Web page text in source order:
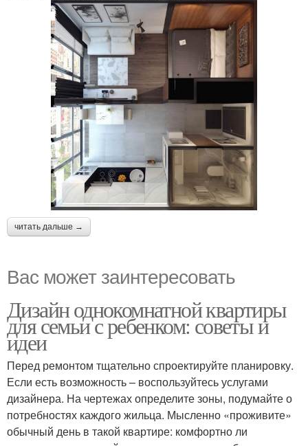
читать дальше →
Вас может заинтересовать
Дизайн однокомнатной квартиры
для семьи с ребенком: советы и
идеи
Перед ремонтом тщательно спроектируйте планировку.
Если есть возможность – воспользуйтесь услугами
дизайнера. На чертежах определите зоны, подумайте о
потребностях каждого жильца. Мысленно «проживите»
обычный день в такой квартире: комфортно ли